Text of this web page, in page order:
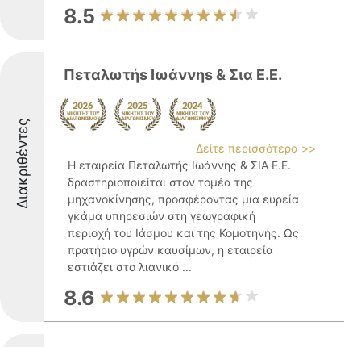
8.5
Διακριθέντες
Πεταλωτήs Ιωάννηs & Σια Ε.E.
Δείτε περισσότερα >>
Η εταιρεία Πεταλωτής Ιωάννης & ΣΙΑ Ε.Ε.
δραστηριοποιείται στον τομέα της
μηχανοκίνησης, προσφέροντας μια ευρεία
γκάμα υπηρεσιών στη γεωγραφική
περιοχή του Ιάσμου και της Κομοτηνής. Ως
πρατήριο υγρών καυσίμων, η εταιρεία
εστιάζει στο λιανικό ...
8.6